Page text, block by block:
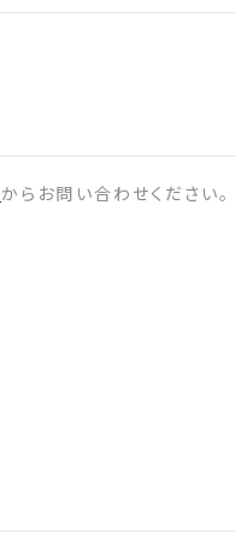
からお問い合わせください。